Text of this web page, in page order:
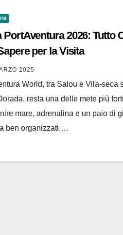
PortAventura 2026: Tutto
per la Visita
2025
World, tra Salou e Vila-seca
resta una delle mete più
mare, adrenalina e un paio di
ben organizzati.…